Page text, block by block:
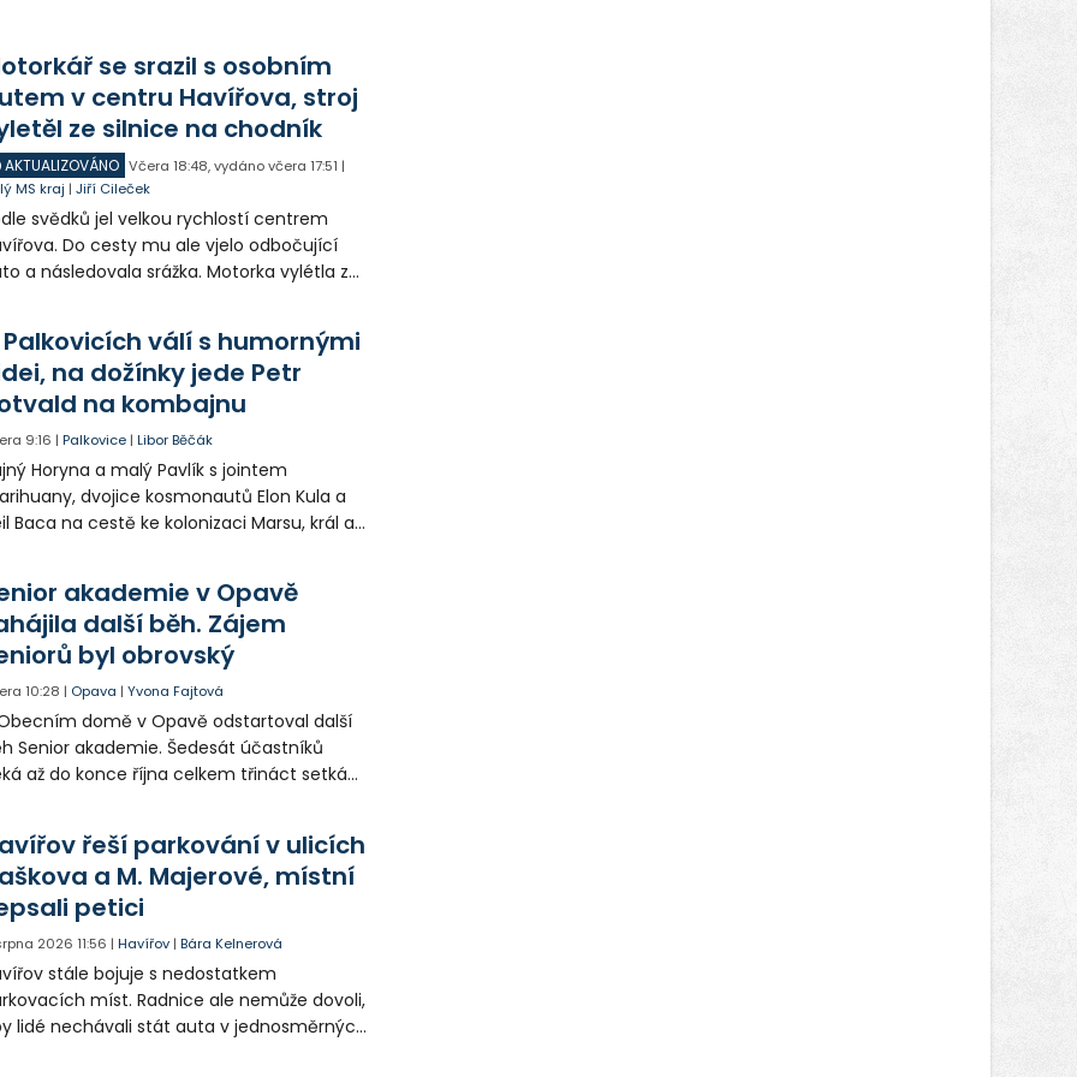
se srazil s osobním
v centru Havířova, stroj
ze silnice na chodník
AKTUALIZOVÁNO Včera 18:48,vydáno včera 17:51 |
MS kraj |Jiří Cileček
svědků jel velkou rychlostí centrem
Do cesty mu ale vjelo odbočující
a následovala srážka. Motorka vylétla ze
a byl letecky přepraven do
Palkovicích válí s humornými
na dožínky jede Petr
na kombajnu
9:16 |Palkovice |Libor Běčák
Horyna a malý Pavlík s jointem
dvojice kosmonautů Elon Kula a
Baca na cestě ke kolonizaci Marsu, král a
Palkovic ztvárnili starosta Radim
a místostarosta David Kula.
akademie v Opavě
další běh. Zájem
byl obrovský
10:28 | Opava |Yvona Fajtová
domě v Opavě odstartoval další
Senior akademie. Šedesát účastníků
až do konce října celkem třináct setkání
certifikáty o absolvování studia a
dárky.
řeší parkování v ulicích
a M. Majerové, místní
petici
2026 11:56 |Havířov |Bára Kelnerová
stále bojuje s nedostatkem
míst. Radnice ale nemůže dovoli,
lidé nechávali stát auta v jednosměrných